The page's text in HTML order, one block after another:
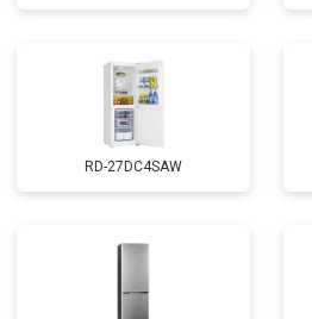
RD-27DC4SAW